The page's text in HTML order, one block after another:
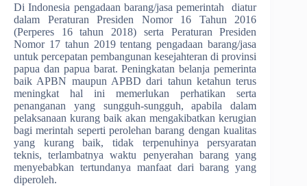
Di Indonesia pengadaan barang/jasa pemerintah diatur
dalam Peraturan Presiden Nomor 16 Tahun 2016
(Perperes 16 tahun 2018) serta Peraturan Presiden
Nomor 17 tahun 2019 tentang pengadaan barang/jasa
untuk percepatan pembangunan kesejahteran di provinsi
papua dan papua barat. Peningkatan belanja pemerinta
baik APBN maupun APBD dari tahun ketahun terus
meningkat hal ini memerlukan perhatikan serta
penanganan yang sungguh-sungguh, apabila dalam
pelaksanaan kurang baik akan mengakibatkan kerugian
bagi merintah seperti perolehan barang dengan kualitas
yang kurang baik, tidak terpenuhinya persyaratan
teknis, terlambatnya waktu penyerahan barang yang
menyebabkan tertundanya manfaat dari barang yang
diperoleh.